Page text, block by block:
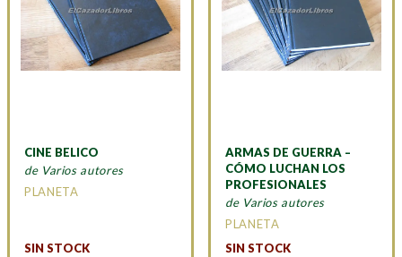
CINE BELICO
de Varios autores
PLANETA
SIN STOCK
ARMAS DE GUERRA –
CÓMO LUCHAN LOS
PROFESIONALES
de Varios autores
PLANETA
SIN STOCK